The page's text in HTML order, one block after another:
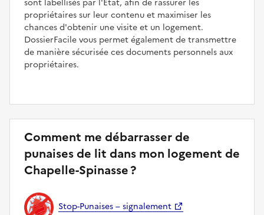
propriétaires sur leur contenu et maximiser les
chances d'obtenir une visite et un logement.
DossierFacile vous permet également de transmettre
de manière sécurisée ces documents personnels aux
propriétaires.
Comment me débarrasser de
punaises de lit dans mon logement de
Chapelle-Spinasse ?
Stop-Punaises – signalement